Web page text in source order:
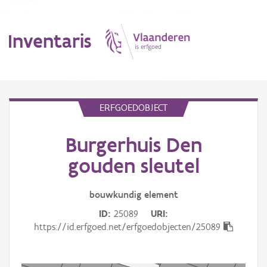
Inventaris
Aanduidingsobject
ERFGOEDOBJECT
Burgerhuis Den
gouden sleutel
bouwkundig element
ID 25089
URI
https://id.erfgoed.net/erfgoedobjecten/25089